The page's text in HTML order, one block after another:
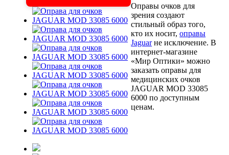
Оправы очков для
зрения создают
стильный образ того,
кто их носит,оправы
Jaguarне исключение. В
интернет-магазине
«Мир Оптики» можно
заказать оправы для
медицинских очков
JAGUAR MOD 33085
6000 по доступным
ценам.